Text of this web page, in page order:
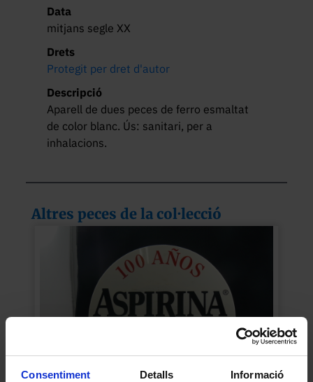
Consentiment Detalls Informació
Data
mitjans segle XX
Drets
Protegit per dret d'autor
Descripció
Aparell de dues peces de ferro esmaltat
de color blanc. Ús: sanitari, per a
inhalacions.
Altres peces de la col·lecció